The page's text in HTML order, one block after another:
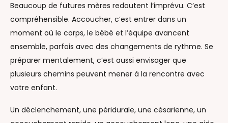
Beaucoup de futures mères redoutent l’imprévu. C’est
compréhensible. Accoucher, c’est entrer dans un
moment où le corps, le bébé et l’équipe avancent
ensemble, parfois avec des changements de rythme. Se
préparer mentalement, c’est aussi envisager que
plusieurs chemins peuvent mener à la rencontre avec
votre enfant.
Un déclenchement, une péridurale, une césarienne, un